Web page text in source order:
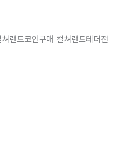
랜드코인구매 컬쳐랜드테더전